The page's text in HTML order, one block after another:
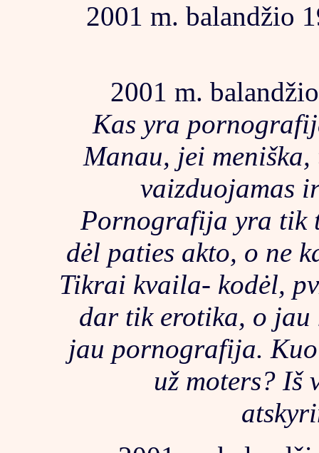
2001 m. balandžio
2001 m.
Kas yra
Manau, jei
vaizduojamas
Pornografija yra tik
dėl paties akto, o ne
Tikrai kvaila- kodėl,
dar tik erotika, o
jau pornografija.
už moters?